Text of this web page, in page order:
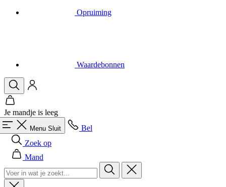
Je mandje is leeg
Menu
Mand
Heren
Alles in categorie Heren